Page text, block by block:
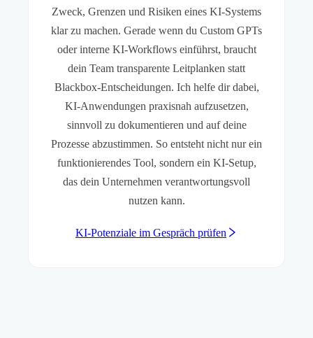
Zweck, Grenzen und Risiken eines KI-Systems
klar zu machen. Gerade wenn du Custom GPTs
oder interne KI-Workflows einführst, braucht
dein Team transparente Leitplanken statt
Blackbox-Entscheidungen. Ich helfe dir dabei,
KI-Anwendungen praxisnah aufzusetzen,
sinnvoll zu dokumentieren und auf deine
Prozesse abzustimmen. So entsteht nicht nur ein
funktionierendes Tool, sondern ein KI-Setup,
das dein Unternehmen verantwortungsvoll
nutzen kann.
KI-Potenziale im Gespräch prüfen